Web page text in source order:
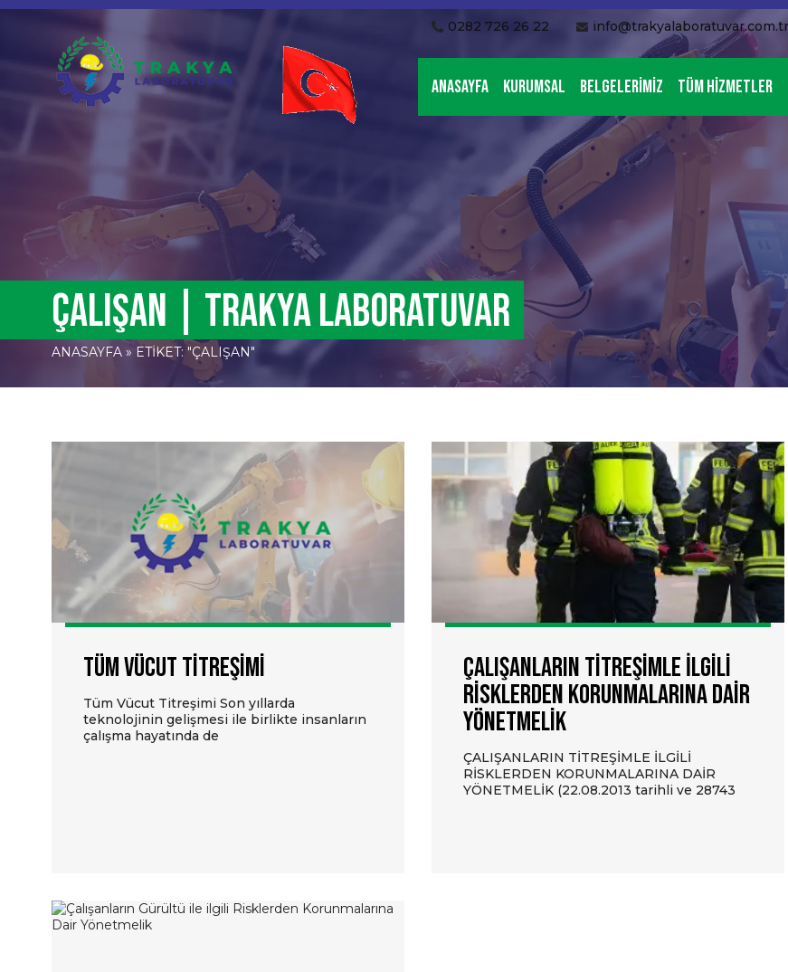
0282 726 26 22 info@trakyalaboratuvar.com.tr
Anasayfa Kurumsal Belgelerimiz Tüm Hizmetler
çalışan | Trakya Laboratuvar
ANASAYFA » ETIKET: "ÇALIŞAN"
Tüm Vücut Titreşimi
Tüm Vücut Titreşimi Son yıllarda
teknolojinin gelişmesi ile birlikte insanların
çalışma hayatında de
Çalışanların Titreşimle İlgili
Risklerden Korunmalarına Dair
Yönetmelik
ÇALIŞANLARIN TİTREŞİMLE İLGİLİ
RİSKLERDEN KORUNMALARINA DAİR
YÖNETMELİK (22.08.2013 tarihli ve 28743